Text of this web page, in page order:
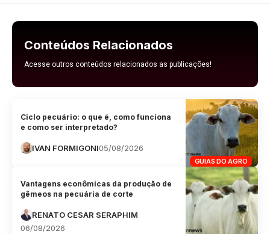
Conteúdos Relacionados
Acesse outros conteúdos relacionados as publicações!
GUIAS DO AGRO
Ciclo pecuário: o que é, como funciona
e como ser interpretado?
IVAN FORMIGONI05/08/2026
Vantagens econômicas da produção de
gêmeos na pecuária de corte
RENATO CESAR SERAPHIM
06/08/2026